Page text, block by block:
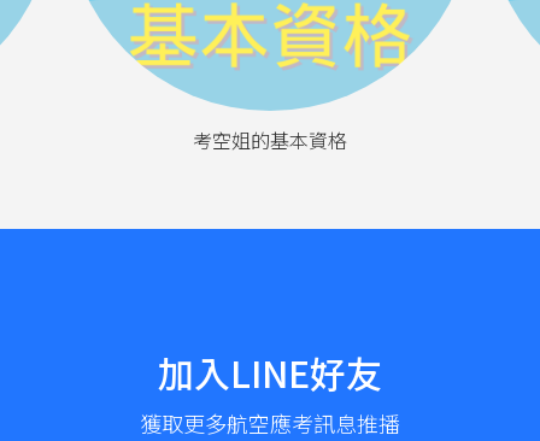
考空姐的基本資格
加入LINE好友
獲取更多航空應考訊息推播